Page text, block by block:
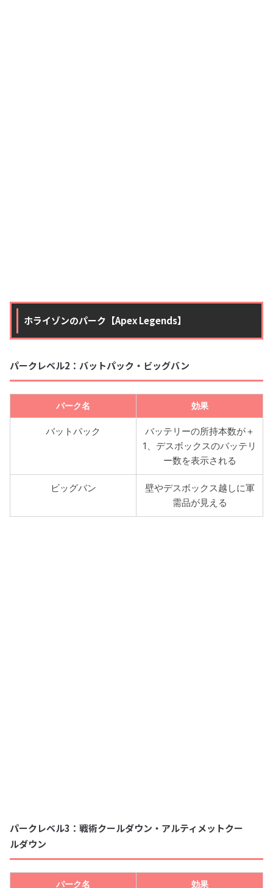
ホライゾンのパーク【Apex Legends】
パークレベル2：バットパック・ビッグバン
パーク名 効果
バットパック
バッテリーの所持本数が＋
1、デスボックスのバッテリ
ー数を表示される
ビッグバン
壁やデスボックス越しに軍
需品が見える
パークレベル3：戦術クールダウン・アルティメットクー
ルダウン
パーク名 効果